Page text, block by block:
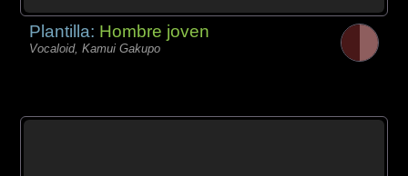
Plantilla: Hombre joven
Vocaloid, Kamui Gakupo